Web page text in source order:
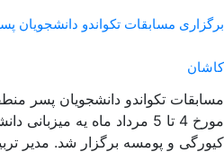
کاشان
مورخ 4 تا 5 مرداد ماه یه
کیورگی و پومسه برگزار شد. مدیر